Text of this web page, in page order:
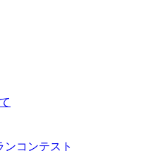
コンテスト